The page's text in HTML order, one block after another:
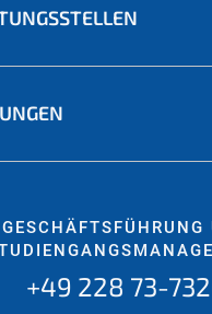
GESCHÄFTSFÜHRUNG
+49 228 73-